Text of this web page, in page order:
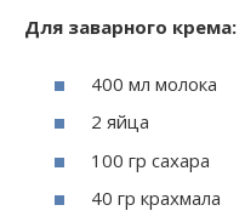
Для заварного крема:
400 мл молока
2 яйца
100 гр сахара
40 гр крахмала